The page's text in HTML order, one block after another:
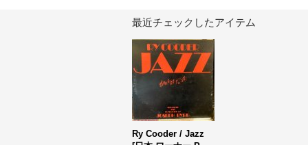
最近チェックしたアイテム
Ry Cooder / Jazz